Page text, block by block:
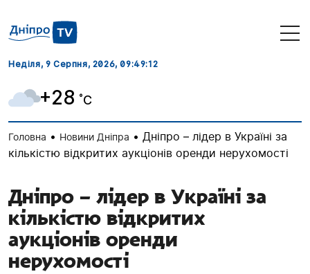
Неділя, 9 Серпня, 2026, 09:49:13
+28 ˚C
Головна • Новини Дніпра • Дніпро – лідер в Україні за
кількістю відкритих аукціонів оренди нерухомості
Дніпро – лідер в Україні за
кількістю відкритих
аукціонів оренди
нерухомості